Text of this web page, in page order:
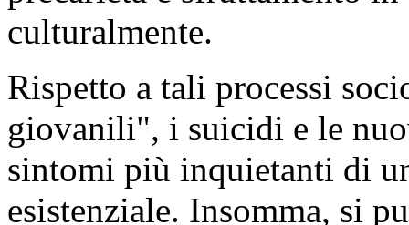
culturalmente.
Rispetto a tali processi
giovanili", i suicidi e le
sintomi più inquietanti di
esistenziale. Insomma, si